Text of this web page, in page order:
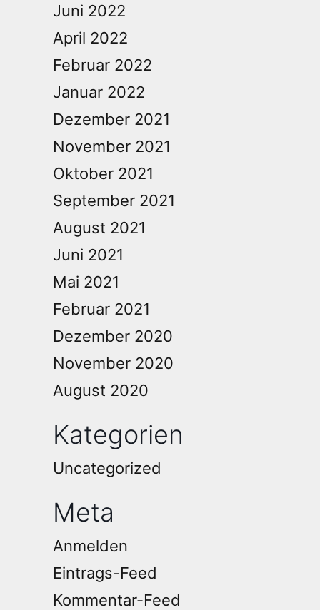
Juni 2022
April 2022
Februar 2022
Januar 2022
Dezember 2021
November 2021
Oktober 2021
September 2021
August 2021
Juni 2021
Mai 2021
Februar 2021
Dezember 2020
November 2020
August 2020
Kategorien
Uncategorized
Meta
Anmelden
Eintrags-Feed
Kommentar-Feed